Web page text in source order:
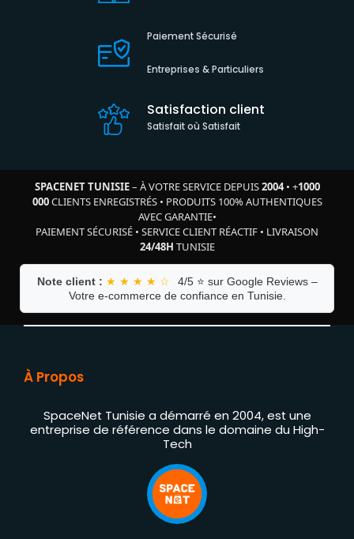
Paiement Sécurisé
Entreprises & Particuliers
Satisfaction client
Satisfait où Satisfait
SPACENET TUNISIE– À VOTRE SERVICE DEPUIS2004• +1000
000CLIENTS ENREGISTRÉS• PRODUITS 100% AUTHENTIQUES
AVEC GARANTIE•
PAIEMENT SÉCURISÉ • SERVICE CLIENT RÉACTIF • LIVRAISON
24/48H TUNISIE
Note client : ★ ★ ★ ★ ☆
4/5 ⭐ sur Google Reviews –
Votre e-commerce de confiance en Tunisie.
À Propos
SpaceNet Tunisie a démarré en 2004, est une
entreprise de référence dans le domaine du High-
Tech